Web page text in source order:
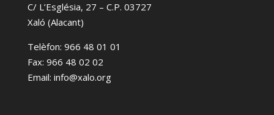
C/ L’Església, 27 – C.P. 03727
Xaló (Alacant)
Telèfon: 966 48 01 01
Fax: 966 48 02 02
Email: info@xalo.org